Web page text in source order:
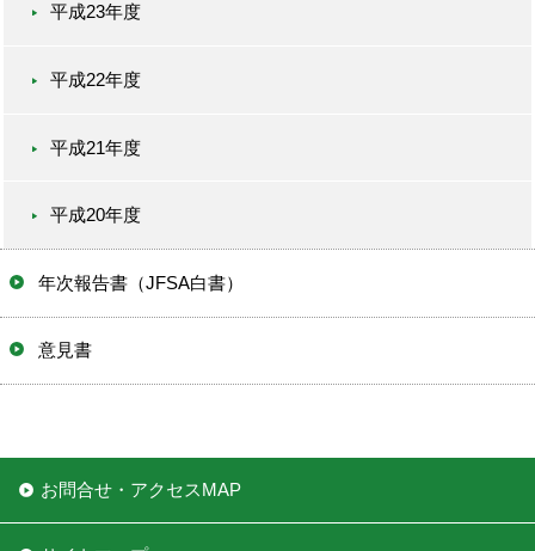
平成23年度
平成22年度
平成21年度
平成20年度
年次報告書（JFSA白書）
意見書
お問合せ・アクセスMAP